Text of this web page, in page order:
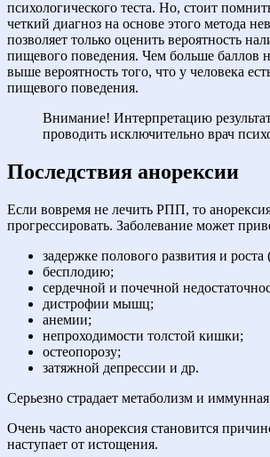
психологического теста. Но, стоит
четкий диагноз на основе этого метода
позволяет только оценить вероятность
пищевого поведения. Чем больше баллов
выше вероятность того, что у человека
пищевого поведения.
Внимание! Интерпретацию
проводить исключительно врач
Последствия анорексии
Если вовремя не лечить РПП, то
прогрессировать. Заболевание может
задержке полового развития и роста
бесплодию;
сердечной и почечной
дистрофии мышц;
анемии;
непроходимости толстой кишки;
остеопорозу;
затяжной депрессии и др.
Серьезно страдает метаболизм и
Очень часто анорексия становится
наступает от истощения.